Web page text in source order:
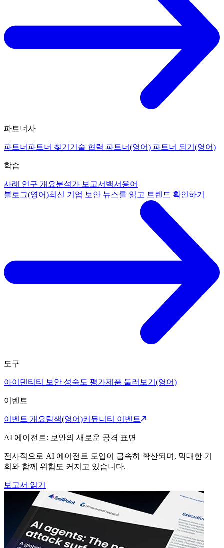
파트너사
파트너 파트너 찾기 기술 협력 파트너(영어) 파트너 되기(영어)
학습
사례 연구 개요분석가 보고서 백서 용어
블로그(영어)최신 기업 보안 뉴스를 읽고 트렌드 확인하기
도구
아이덴티티 보안 성숙도 평가제품 둘러보기(영어)
이벤트
이벤트 개요탐색(영어)커뮤니티 이벤트
AI 에이전트: 보안의 새로운 공격 표면
전사적으로 AI 에이전트 도입이 급속히 확산되며, 막대한 기
회와 함께 위험도 커지고 있습니다.
보고서 읽기